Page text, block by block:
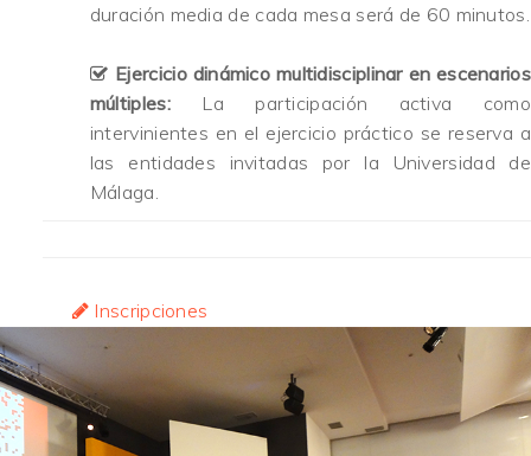
duración media de cada mesa será de 60 minutos.
Ejercicio dinámico multidisciplinar en escenarios
múltiples:La participación activa como
intervinientes en el ejercicio práctico se reserva a
las entidades invitadas por la Universidad de
Málaga.
Inscripciones